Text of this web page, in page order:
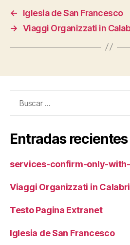
←
Iglesia de San Francesco
→ Viaggi Organizzati in
Entradas recientes
services-confirm-only-
Viaggi Organizzati in
Testo Pagina Extranet
Iglesia de San Francesco